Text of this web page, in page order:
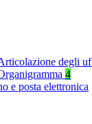
degli
4
e posta elettronica